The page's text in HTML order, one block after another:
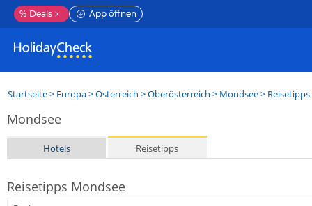
% Deals App öffnen
Startseite> Europa>Österreich >Oberösterreich > Mondsee> Reisetipps
Mondsee
Hotels Reisetipps
Reisetipps Mondsee